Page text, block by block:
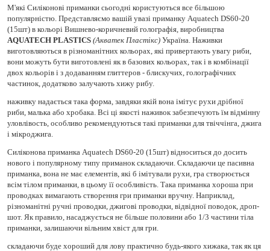
М'які Силіконові приманки сьогодні користуються все більшою
популярністю. Представляємо вашій увазі приманку Aquatech DS60-20
(15шт) в кольорі Вишнево-коричневий голографія, виробництва
AQUATECH PLASTICS (Акватек Пластікс) Україна. Наживки
виготовляються в різноманітних кольорах, які привертають увагу риби,
вони можуть бути виготовлені як в базових кольорах, так і в комбінації
двох кольорів і з додаванням глиттеров - блискучих, голографічних
частинок, додатково залучають хижу рибу.
наживку надається така форма, завдяки якій вона імітує рухи дрібної
риби, малька або хробака. Всі ці якості наживок забезпечують їм відмінну
уловлівость, особливо рекомендуються такі приманки для твіччінга, джига
і мікроджига.
Силіконова приманка Aquatech DS60-20 (15шт) відноситься до досить
нового і популярному типу приманок складаючи. Складаючи це пасивна
приманка, вона не має елементів, які б імітували рухи, гра створюється
всім тілом приманки, в цьому її особливість. Така приманка хороша при
проводках вимагають створення гри приманки вручну. Наприклад,
різноманітні ручні проводки, джигові проводки, відвідної поводок, дроп-
шот. Як правило, насаджується не більше половини або 1/3 частини тіла
приманки, залишаючи вільним хвіст для гри.
складаючи буде хороший для лову практично будь-якого хижака, так як ця